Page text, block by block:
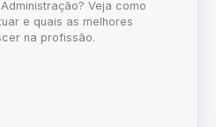
Veja como
e quais as melhores
na profissão.